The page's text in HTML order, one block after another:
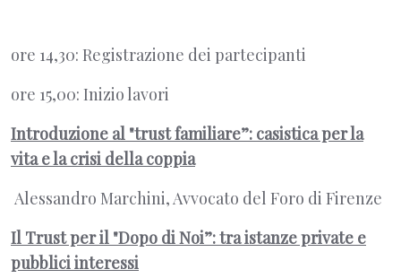
ore 14,30: Registrazione dei partecipanti
ore 15,00: Inizio lavori
Introduzione al "trust familiare”: casistica per la
vita e la crisi della coppia
Alessandro Marchini, Avvocato del Foro di Firenze
Il Trust per il "Dopo di Noi”: tra istanze private e
pubblici interessi